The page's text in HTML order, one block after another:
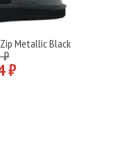
Metallic Black
₽
₽